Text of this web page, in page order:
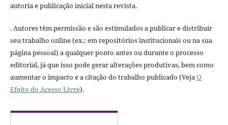
autoria e publicação inicial nesta revista.
. Autores têm permissão e são estimulados a publicar e distribuir
seu trabalho online (ex.: em repositórios institucionais ou na sua
página pessoal) a qualquer ponto antes ou durante o processo
editorial, já que isso pode gerar alterações produtivas, bem como
aumentar o impacto e a citação do trabalho publicado (VejaO
Efeito do Acesso Livre).